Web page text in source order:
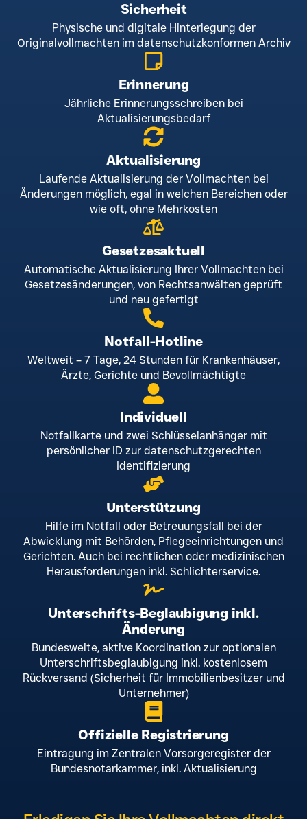
Sicherheit
Physische und digitale Hinterlegung der
Originalvollmachten im datenschutzkonformen Archiv
Erinnerung
Jährliche Erinnerungsschreiben bei
Aktualisierungsbedarf
Aktualisierung
Laufende Aktualisierung der Vollmachten bei
Änderungen möglich, egal in welchen Bereichen oder
wie oft, ohne Mehrkosten
Gesetzesaktuell
Automatische Aktualisierung Ihrer Vollmachten bei
Gesetzesänderungen, von Rechtsanwälten geprüft
und neu gefertigt
Notfall-Hotline
Weltweit – 7 Tage, 24 Stunden für Krankenhäuser,
Ärzte, Gerichte und Bevollmächtigte
Individuell
Notfallkarte und zwei Schlüsselanhänger mit
persönlicher ID zur datenschutzgerechten
Identifizierung
Unterstützung
Hilfe im Notfall oder Betreuungsfall bei der
Abwicklung mit Behörden, Pflegeeinrichtungen und
Gerichten. Auch bei rechtlichen oder medizinischen
Herausforderungen inkl. Schlichterservice.
Unterschrifts-Beglaubigung inkl.
Änderung
Bundesweite, aktive Koordination zur optionalen
Unterschriftsbeglaubigung inkl. kostenlosem
Rückversand (Sicherheit für Immobilienbesitzer und
Unternehmer)
Offizielle Registrierung
Eintragung im Zentralen Vorsorgeregister der
Bundesnotarkammer, inkl. Aktualisierung